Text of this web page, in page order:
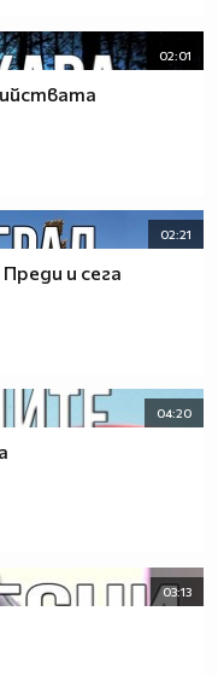
02:01
02:21
и сега
04:20
03:13